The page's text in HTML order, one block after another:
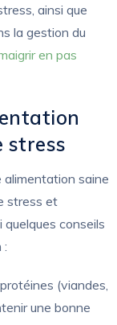
ainsi que
la gestion du
en pas
stress
alimentation saine
stress et
conseils
:
(viandes,
une bonne